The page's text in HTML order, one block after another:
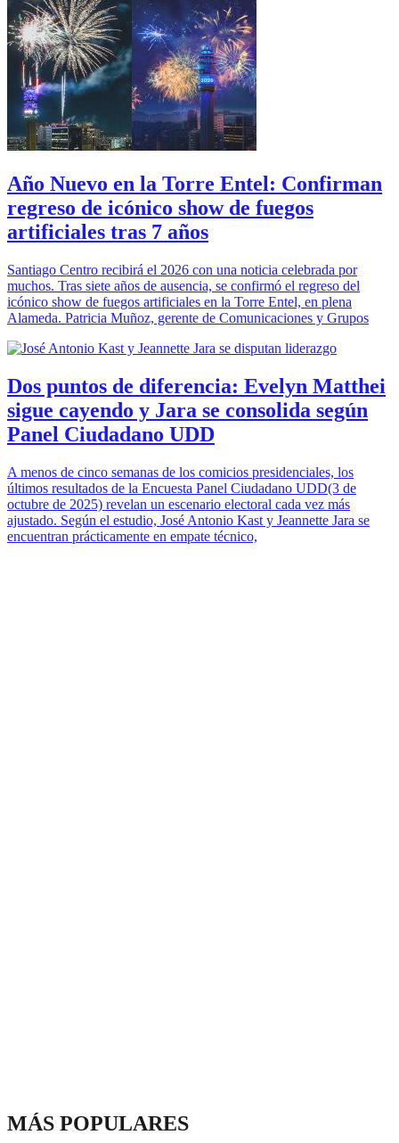
Año Nuevo en la Torre Entel: Confirman
regreso de icónico show de fuegos
artificiales tras 7 años
Santiago Centro recibirá el 2026 con una noticia celebrada por
muchos. Tras siete años de ausencia, se confirmó el regreso del
icónico show de fuegos artificiales en la Torre Entel, en plena
Alameda. Patricia Muñoz, gerente de Comunicaciones y Grupos
Dos puntos de diferencia: Evelyn Matthei
sigue cayendo y Jara se consolida según
Panel Ciudadano UDD
A menos de cinco semanas de los comicios presidenciales, los
últimos resultados de la Encuesta Panel Ciudadano UDD(3 de
octubre de 2025) revelan un escenario electoral cada vez más
ajustado. Según el estudio, José Antonio Kast y Jeannette Jara se
encuentran prácticamente en empate técnico,
MÁS POPULARES